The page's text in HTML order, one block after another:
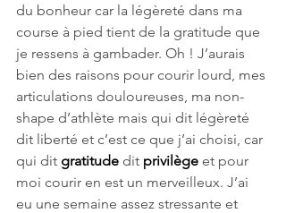
du bonheur car la légèreté dans ma
course à pied tient de la gratitude que
je ressens à gambader. Oh ! J’aurais
bien des raisons pour courir lourd, mes
articulations douloureuses, ma non-
shape d’athlète mais qui dit légèreté
dit liberté et c’est ce que j’ai choisi, car
qui dit gratitude dit privilège et pour
moi courir en est un merveilleux. J’ai
eu une semaine assez stressante et